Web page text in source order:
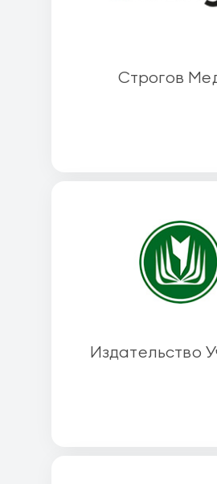
Строгов
Издательство